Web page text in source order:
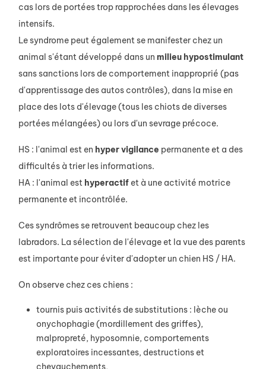
cas lors de portées trop rapprochées dans les élevages
intensifs.
Le syndrome peut également se manifester chez un
animal s'étant développé dans un milieu hypostimulant
sans sanctions lors de comportement inapproprié (pas
d'apprentissage des autos contrôles), dans la mise en
place des lots d'élevage (tous les chiots de diverses
portées mélangées) ou lors d'un sevrage précoce.
HS : l'animal est en hyper vigilance permanente et a des
difficultés à trier les informations.
HA : l'animal est hyperactif et à une activité motrice
permanente et incontrôlée.
Ces syndrômes se retrouvent beaucoup chez les
labradors. La sélection de l'élevage et la vue des parents
est importante pour éviter d'adopter un chien HS / HA.
On observe chez ces chiens :
tournis puis activités de substitutions : lèche ou
onychophagie (mordillement des griffes),
malpropreté, hyposomnie, comportements
exploratoires incessantes, destructions et
chevauchements,